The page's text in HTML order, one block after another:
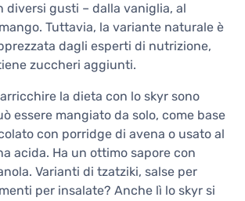
diversi gusti – dalla vaniglia, al
Tuttavia, la variante naturale è
dagli esperti di nutrizione,
zuccheri aggiunti.
la dieta con lo skyr sono
essere mangiato da solo, come base
con porridge di avena o usato al
acida. Ha un ottimo sapore con
Varianti di tzatziki, salse per
per insalate? Anche lì lo skyr si